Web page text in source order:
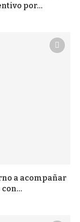
por...
a acompañar